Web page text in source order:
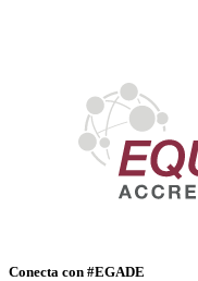
Conecta con #EGADE